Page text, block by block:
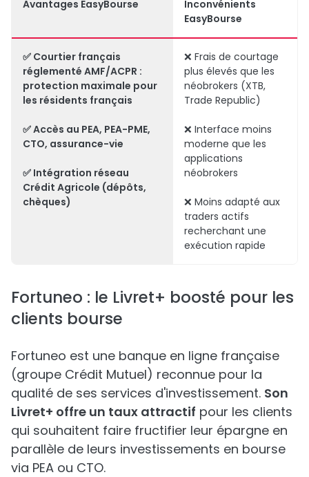
Avantages EasyBourse
Inconvénients
EasyBourse
✅ Courtier français
réglementé AMF/ACPR :
protection maximale pour
les résidents français
✅ Accès au PEA, PEA-PME,
CTO, assurance-vie
✅ Intégration réseau
Crédit Agricole (dépôts,
chèques)
❌ Frais de courtage
plus élevés que les
néobrokers (XTB,
Trade Republic)
❌ Interface moins
moderne que les
applications
néobrokers
❌ Moins adapté aux
traders actifs
recherchant une
exécution rapide
Fortuneo : le Livret+ boosté pour les
clients bourse
Fortuneo est une banque en ligne française
(groupe Crédit Mutuel) reconnue pour la
qualité de ses services d'investissement. Son
Livret+ offre un taux attractif pour les clients
qui souhaitent faire fructifier leur épargne en
parallèle de leurs investissements en bourse
via PEA ou CTO.